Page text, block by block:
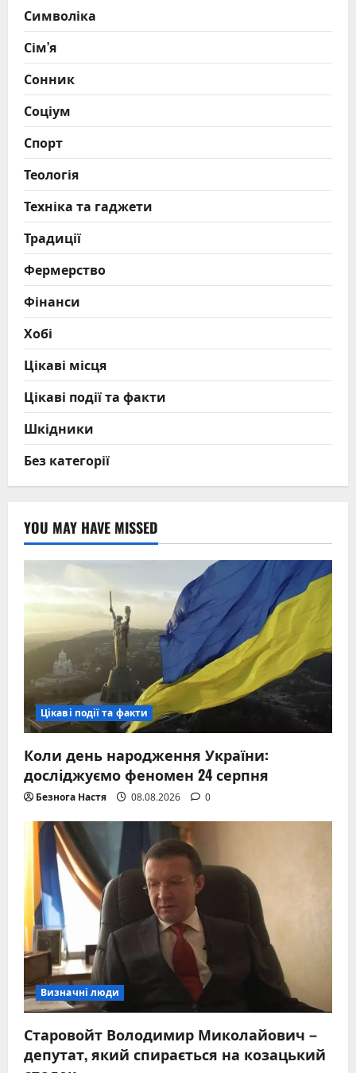
Символіка
Сім’я
Сонник
Соціум
Спорт
Теологія
Техніка та гаджети
Традиції
Фермерство
Фінанси
Хобі
Цікаві місця
Цікаві події та факти
Шкідники
Без категорії
YOU MAY HAVE MISSED
Цікаві події та факти
Коли день народження України:
досліджуємо феномен 24 серпня
Безнога Настя 08.08.2026 0
Визначні люди
Старовойт Володимир Миколайович –
депутат, який спирається на козацький